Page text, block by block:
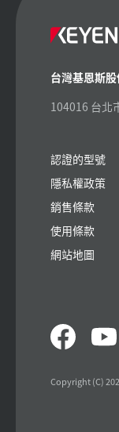
台灣基恩斯
104016 台北
認證的型號
隱私權政策
銷售條款
使用條款
網站地圖
Copyright (C)